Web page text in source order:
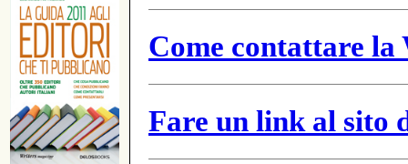
Come contattare
Fare un link al sito